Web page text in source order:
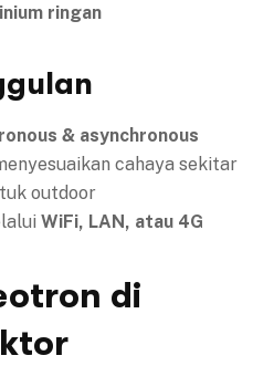
ringan
& asynchronous
cahaya sekitar
outdoor
WiFi, LAN, atau 4G
di